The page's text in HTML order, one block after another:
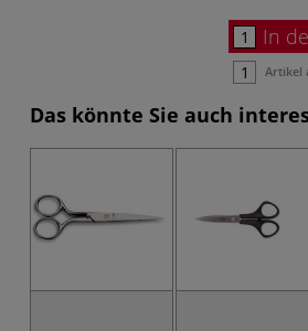
In
Artikel
Das könnte Sie auch